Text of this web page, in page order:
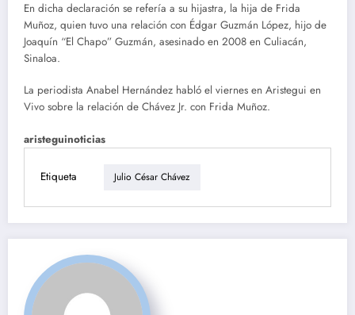
En dicha declaración se refería a su hijastra, la hija de Frida
Muñoz, quien tuvo una relación con Édgar Guzmán López, hijo de
Joaquín “El Chapo” Guzmán, asesinado en 2008 en Culiacán,
Sinaloa.
La periodista Anabel Hernández habló el viernes en Aristegui en
Vivo sobre la relación de Chávez Jr. con Frida Muñoz.
aristeguinoticias
Etiqueta Julio César Chávez